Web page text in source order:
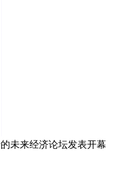
未来经济论坛发表开幕